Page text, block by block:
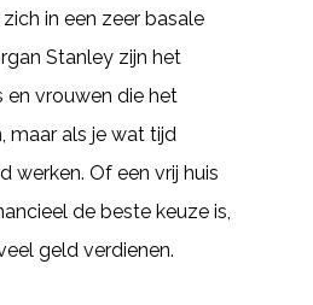
in een zeer basale
Stanley zijn het
en vrouwen die het
maar als je wat tijd
werken. Of een vrij huis
de beste keuze is,
geld verdienen.